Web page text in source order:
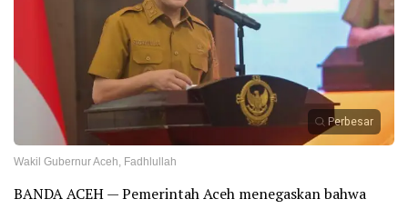
Perbesar
Wakil Gubernur Aceh, Fadhlullah
BANDA ACEH — Pemerintah Aceh menegaskan bahwa